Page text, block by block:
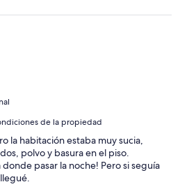
de la propiedad
la habitación estaba muy sucia,
polvo y basura en el piso.
pasar la noche! Pero si seguía